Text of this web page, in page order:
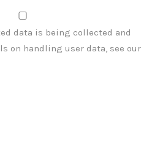
data is being collected and
on handling user data, see our